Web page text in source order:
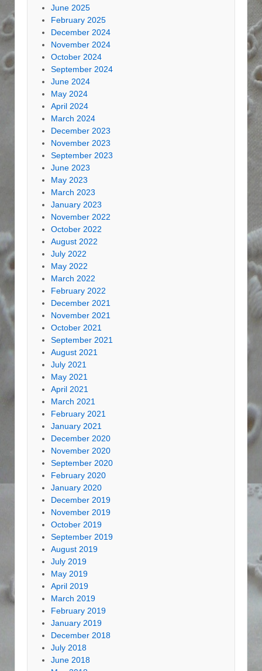
June 2025
February 2025
December 2024
November 2024
October 2024
September 2024
June 2024
May 2024
April 2024
March 2024
December 2023
November 2023
September 2023
June 2023
May 2023
March 2023
January 2023
November 2022
October 2022
August 2022
July 2022
May 2022
March 2022
February 2022
December 2021
November 2021
October 2021
September 2021
August 2021
July 2021
May 2021
April 2021
March 2021
February 2021
January 2021
December 2020
November 2020
September 2020
February 2020
January 2020
December 2019
November 2019
October 2019
September 2019
August 2019
July 2019
May 2019
April 2019
March 2019
February 2019
January 2019
December 2018
July 2018
June 2018